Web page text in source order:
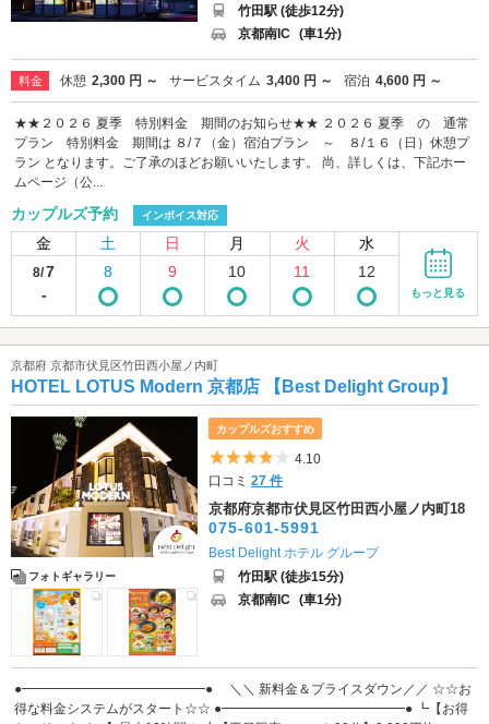
竹田駅 (徒歩12分)
京都南IC (車1分)
料金 休憩 2,300 円 ～ サービスタイム 3,400 円 ～ 宿泊 4,600 円 ～
★★２０２６ 夏季 特別料金 期間のお知らせ★★ ２０２６ 夏季 の 通常
プラン 特別料金 期間は ８/７（金）宿泊プラン ～ ８/１６（日）休憩プ
ラン となります。ご了承のほどお願いいたします。 尚、詳しくは、下記ホー
ムページ（公...
カップルズ予約 インボイス対応
金 土 日 月 火 水
8/7
-
8 9 10 11 12
もっと見る
京都府 京都市伏見区竹田西小屋ノ内町
HOTEL LOTUS Modern 京都店 【Best Delight Group】
フォトギャラリー
カップルズおすすめ
5つ星のうち4
4.10
口コミ27 件
京都府京都市伏見区竹田西小屋ノ内町18
075-601-5991
Best Delight ホテル グループ
竹田駅 (徒歩15分)
京都南IC (車1分)
●━━━━━━━━━━━━━━● ＼＼ 新料金＆プライスダウン／／ ☆☆お
得な料金システムがスタート☆☆ ●━━━━━━━━━━━━━━● ┗【お得